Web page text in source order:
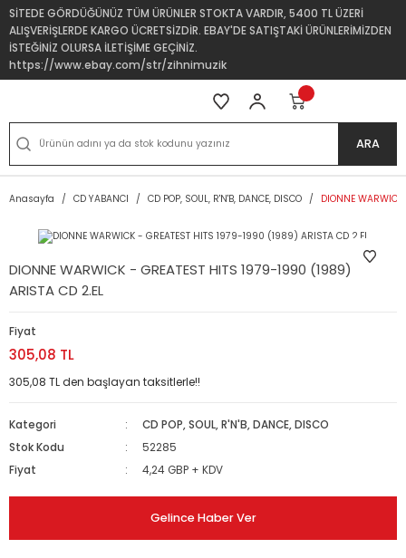
SİTEDE GÖRDÜĞÜNÜZ TÜM ÜRÜNLER STOKTA VARDIR, 5400 TL ÜZERİ
ALIŞVERİŞLERDE KARGO ÜCRETSİZDİR. EBAY'DE SATIŞTAKİ ÜRÜNLERİMİZDEN
İSTEĞİNİZ OLURSA İLETİŞİME GEÇİNİZ.
https://www.ebay.com/str/zihnimuzik
ARA
Anasayfa CD YABANCI CD POP, SOUL, R'N'B, DANCE, DISCO DIONNE
DIONNE WARWICK - GREATEST HITS 1979-1990 (1989)
ARISTA CD 2.EL
Fiyat
305,08 TL
305,08 TL den başlayan taksitlerle!!
Kategori
CD POP, SOUL, R'N'B, DANCE, DISCO
Stok Kodu
52285
Fiyat
4,24 GBP + KDV
Gelince Haber Ver